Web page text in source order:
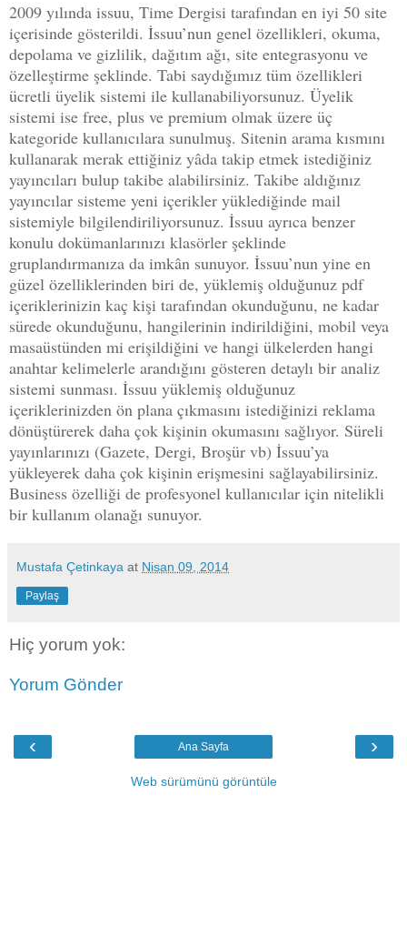
2009 yılında issuu, Time Dergisi tarafından en iyi 50 site
içerisinde gösterildi. İssuu’nun genel özellikleri, okuma,
depolama ve gizlilik, dağıtım ağı, site entegrasyonu ve
özelleştirme şeklinde. Tabi saydığımız tüm özellikleri
ücretli üyelik sistemi ile kullanabiliyorsunuz. Üyelik
sistemi ise free, plus ve premium olmak üzere üç
kategoride kullanıcılara sunulmuş. Sitenin arama kısmını
kullanarak merak ettiğiniz yâda takip etmek istediğiniz
yayıncıları bulup takibe alabilirsiniz. Takibe aldığınız
yayıncılar sisteme yeni içerikler yüklediğinde mail
sistemiyle bilgilendiriliyorsunuz. İssuu ayrıca benzer
konulu dokümanlarınızı klasörler şeklinde
gruplandırmanıza da imkân sunuyor. İssuu’nun yine en
güzel özelliklerinden biri de, yüklemiş olduğunuz pdf
içeriklerinizin kaç kişi tarafından okunduğunu, ne kadar
sürede okunduğunu, hangilerinin indirildiğini, mobil veya
masaüstünden mi erişildiğini ve hangi ülkelerden hangi
anahtar kelimelerle arandığını gösteren detaylı bir analiz
sistemi sunması. İssuu yüklemiş olduğunuz
içeriklerinizden ön plana çıkmasını istediğinizi reklama
dönüştürerek daha çok kişinin okumasını sağlıyor. Süreli
yayınlarınızı (Gazete, Dergi, Broşür vb) İssuu’ya
yükleyerek daha çok kişinin erişmesini sağlayabilirsiniz.
Business özelliği de profesyonel kullanıcılar için nitelikli
bir kullanım olanağı sunuyor.
Mustafa Çetinkaya at Nisan 09, 2014
Paylaş
Hiç yorum yok:
Yorum Gönder
‹ ›
Ana Sayfa
Web sürümünü görüntüle